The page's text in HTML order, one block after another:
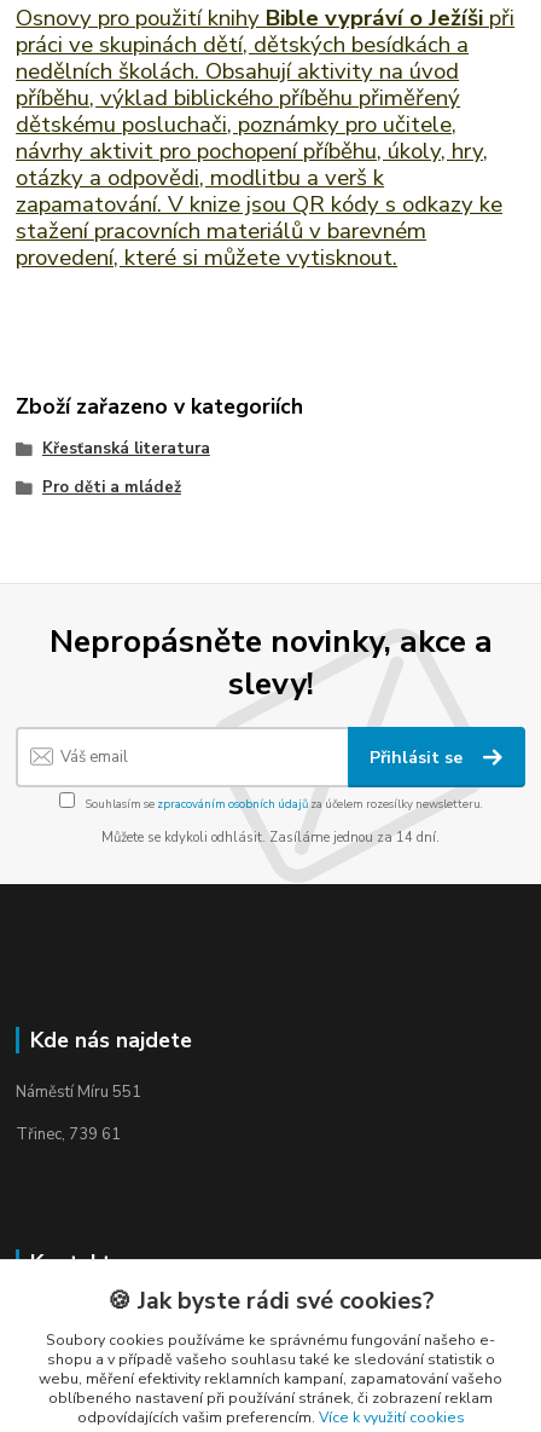
Osnovy pro použití knihy Bible vypráví o Ježíši při
práci ve skupinách dětí, dětských besídkách a
nedělních školách. Obsahují aktivity na úvod
příběhu, výklad biblického příběhu přiměřený
dětskému posluchači, poznámky pro učitele,
návrhy aktivit pro pochopení příběhu, úkoly, hry,
otázky a odpovědi, modlitbu a verš k
zapamatování. V knize jsou QR kódy s odkazy ke
stažení pracovních materiálů v barevném
provedení, které si můžete vytisknout.
Zboží zařazeno v kategoriích
Křesťanská literatura
Pro děti a mládež
Nepropásněte novinky, akce a
slevy!
Přihlásit se
Souhlasím se zpracováním osobních údajůza účelem rozesílky newsletteru.
Můžete se kdykoli odhlásit. Zasíláme jednou za 14 dní.
Kde nás najdete
Náměstí Míru 551
Třinec, 739 61
Kontakty
🍪 Jak byste rádi své cookies?
Soubory cookies používáme ke správnému fungování našeho e-
shopu a v případě vašeho souhlasu také ke sledování statistik o
webu, měření efektivity reklamních kampaní, zapamatování vašeho
oblíbeného nastavení při používání stránek, či zobrazení reklam
odpovídajících vašim preferencím. Více k využití cookies